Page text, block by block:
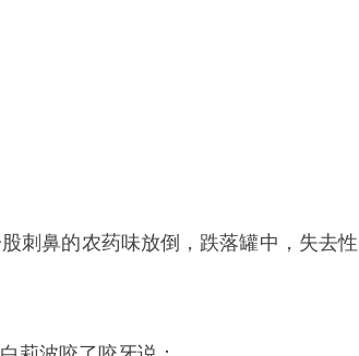
刺鼻的农药味放倒，跌落罐中，失去性